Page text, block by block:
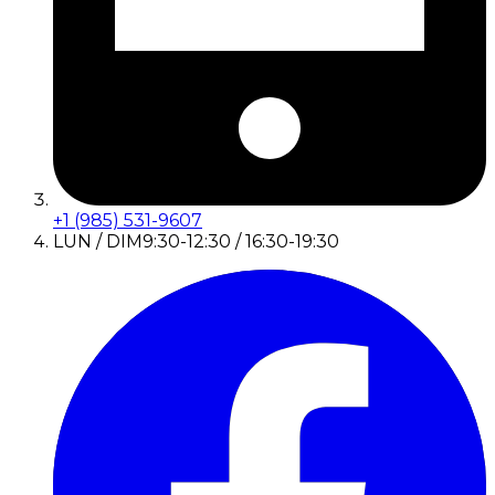
+1 (985) 531-9607
LUN / DIM9:30-12:30 / 16:30-19:30